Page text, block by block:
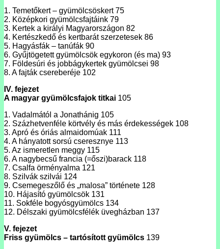
1. Temetőkert – gyümölcsöskert 75
2. Középkori gyümölcsfajtáink 79
3. Kertek a királyi Magyarországon 82
4. Kertészkedő és kertbarát szerzetesek 86
5. Hagyásfák – tanúfák 90
6. Gyűjtögetett gyümölcsök egykoron (és ma) 93
7. Földesúri és jobbágykertek gyümölcsei 98
8. A fajták csereberéje 102
IV. fejezet
A magyar gyümölcsfajok titkai 105
1. Vadalmától a Jonathánig 105
2. Százhetvenféle körtvély és más érdekességek 108
3. Apró és óriás almaidomúak 111
4. A hányatott sorsú cseresznye 113
5. Az ismeretlen meggy 115
6. A nagybecsű francia (=őszi)barack 118
7. Csalfa örményalma 121
8. Szilvák szilvái 124
9. Csemegeszőlő és „malosa” története 128
10. Hájasító gyümölcsök 131
11. Sokféle bogyósgyümölcs 134
12. Délszaki gyümölcsfélék üvegházban 137
V. fejezet
Friss gyümölcs – tartósított gyümölcs 139